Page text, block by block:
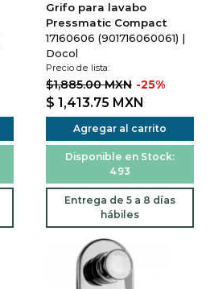
Grifo para lavabo
Pressmatic Compact
17160606 (901716060061) |
Docol
Precio de lista:
$1,885.00 MXN -25%
$ 1,413.75 MXN
Agregar al carrito
Disponible en Stock:
493
Entrega de 5 a 8 días
hábiles